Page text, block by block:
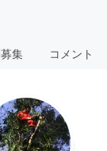
集 コメント